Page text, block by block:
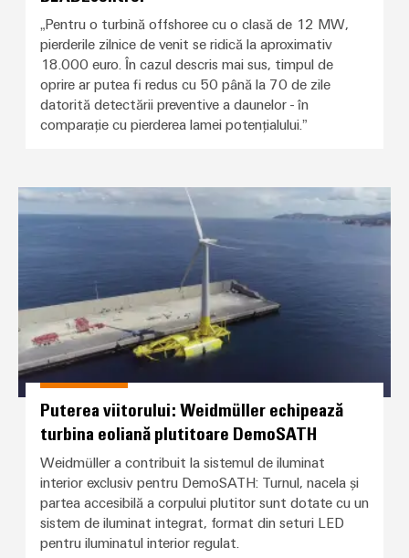
„Pentru o turbină offshoree cu o clasă de 12 MW,
pierderile zilnice de venit se ridică la aproximativ
18.000 euro. În cazul descris mai sus, timpul de
oprire ar putea fi redus cu 50 până la 70 de zile
datorită detectării preventive a daunelor - în
comparație cu pierderea lamei potențialului.”
Puterea viitorului: Weidmüller
Puterea viitorului: Weidmüller echipează
turbina eoliană plutitoare DemoSATH
Weidmüller a contribuit la sistemul de iluminat
interior exclusiv pentru DemoSATH: Turnul, nacela și
partea accesibilă a corpului plutitor sunt dotate cu un
sistem de iluminat integrat, format din seturi LED
pentru iluminatul interior regulat.